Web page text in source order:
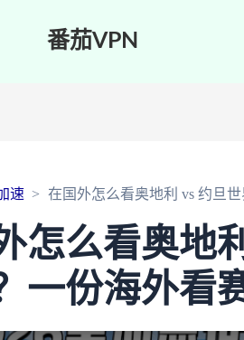
番茄VPN
速 在国外怎么看奥地利 vs 约旦
怎么看奥地
一份海外看